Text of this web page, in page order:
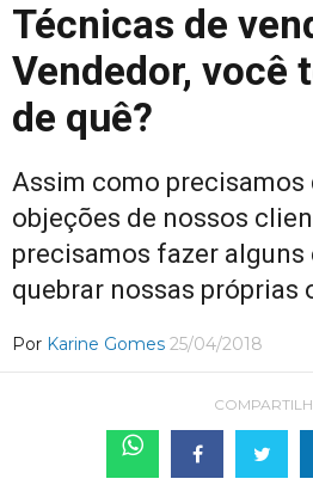
Técnicas de
Vendedor, você
de quê?
Assim como precisamos
objeções de nossos
precisamos fazer alguns
quebrar nossas próprias
Por Karine Gomes 25/04/2018